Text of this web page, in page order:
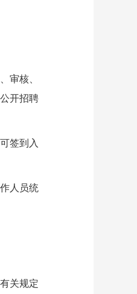
审核、
开招聘
签到入
人员统
关规定